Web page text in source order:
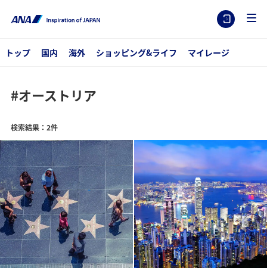
トップ 国内 海外 ショッピング&ライフ マイレージ
#オーストリア
検索結果：2件